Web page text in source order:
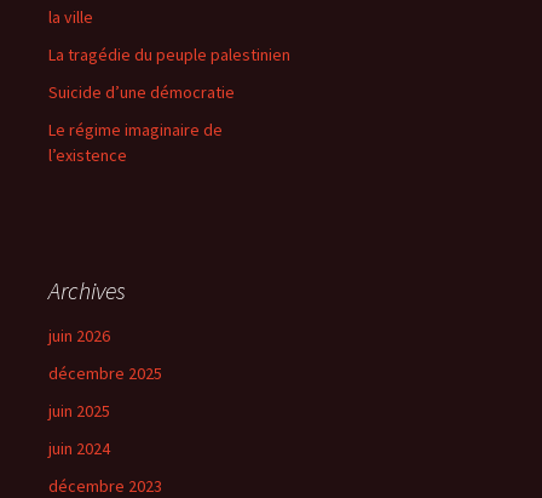
la ville
La tragédie du peuple palestinien
Suicide d’une démocratie
Le régime imaginaire de
l’existence
Archives
juin 2026
décembre 2025
juin 2025
juin 2024
décembre 2023